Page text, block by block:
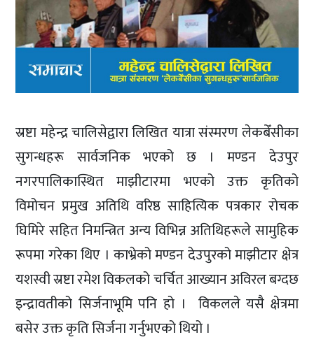
स्रष्टा महेन्द्र चालिसेद्वारा लिखित यात्रा संस्मरण लेकबेँसीका
सुगन्धहरू सार्वजनिक भएको छ । मण्डन देउपुर
नगरपालिकास्थित माझीटारमा भएको उक्त कृतिको
विमोचन प्रमुख अतिथि वरिष्ठ साहित्यिक पत्रकार रोचक
घिमिरे सहित निमन्त्रित अन्य विभिन्न अतिथिहरूले सामुहिक
रूपमा गरेका थिए । काभ्रेको मण्डन देउपुरको माझीटार क्षेत्र
यशस्वी स्रष्टा रमेश विकलको चर्चित आख्यान अविरल बग्दछ
इन्द्रावतीको सिर्जनाभूमि पनि हो । विकलले यसै क्षेत्रमा
बसेर उक्त कृति सिर्जना गर्नुभएको थियो ।